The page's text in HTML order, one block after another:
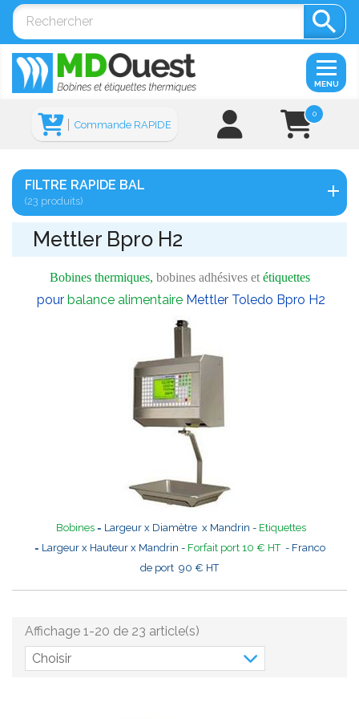

0
Commande RAPIDE
MENU
FILTRE RAPIDE BAL
(23 produits)
Mettler Bpro H2
Bobines thermiques, bobines adhésives et étiquettes
pour balance alimentaireMettler Toledo Bpro H2
Bobines = Largeur x Diamètre x Mandrin - Etiquettes
= Largeur x Hauteur x Mandrin - Forfait port 10 € HT- Franco
de port 90 € HT
Choisir
Affichage 1-20 de 23 article(s)